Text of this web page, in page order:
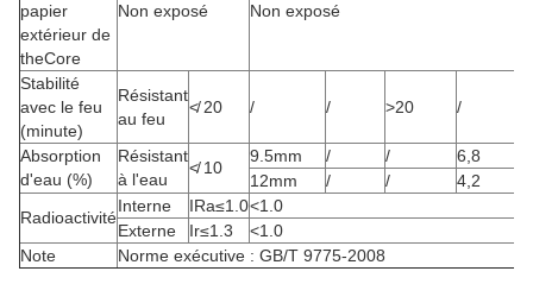
papier
extérieur de
theCore
Non exposé Non exposé
Stabilité
avec le feu
(minute)
Résistant
au feu
≮ 20 / / >20 /
Absorption
d'eau (%)
Résistant
à l'eau
≮ 10
9.5mm / /
6,8
12mm
/ /
4,2
Radioactivité
Interne IRa≤1.0<1.0
Externe
Ir≤1.3
<1.0
Note
Norme exécutive : GB/T 9775-2008